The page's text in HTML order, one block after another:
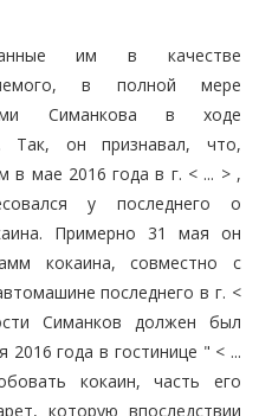
им в качестве
в полной мере
Симанкова в ходе
Так, он признавал, что,
в мае 2016 года в г. < ... > ,
у последнего о
Примерно 31 мая он
кокаина, совместно с
последнего в г. <
Симанков должен был
года в гостинице " < ...
кокаин, часть его
которую впоследствии